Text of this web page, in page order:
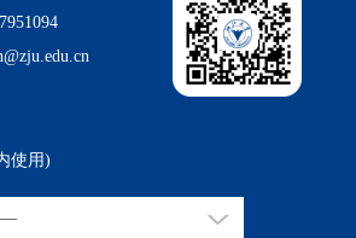
使用)